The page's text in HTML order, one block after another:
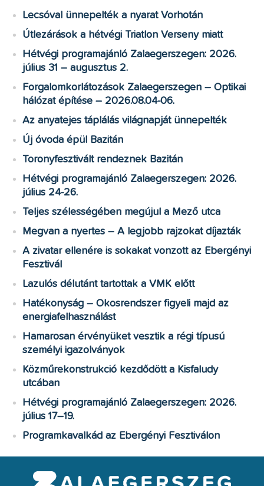
Lecsóval ünnepelték a nyarat Vorhotán
Útlezárások a hétvégi Triatlon Verseny miatt
Hétvégi programajánló Zalaegerszegen: 2026.
július 31 – augusztus 2.
Forgalomkorlátozások Zalaegerszegen – Optikai
hálózat építése – 2026.08.04-06.
Az anyatejes táplálás világnapját ünnepelték
Új óvoda épül Bazitán
Toronyfesztivált rendeznek Bazitán
Hétvégi programajánló Zalaegerszegen: 2026.
július 24-26.
Teljes szélességében megújul a Mező utca
Megvan a nyertes – A legjobb rajzokat díjazták
A zivatar ellenére is sokakat vonzott az Ebergényi
Fesztivál
Lazulós délutánt tartottak a VMK előtt
Hatékonyság – Okosrendszer figyeli majd az
energiafelhasználást
Hamarosan érvényüket vesztik a régi típusú
személyi igazolványok
Közműrekonstrukció kezdődött a Kisfaludy
utcában
Hétvégi programajánló Zalaegerszegen: 2026.
július 17–19.
Programkavalkád az Ebergényi Fesztiválon